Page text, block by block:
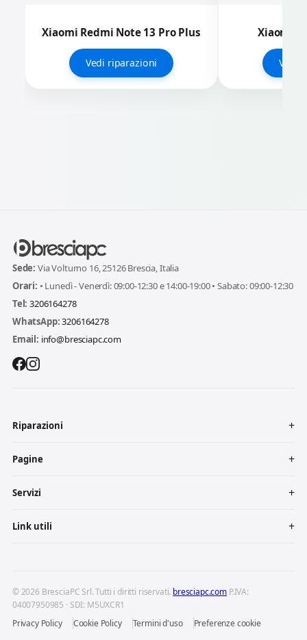
Xiaomi Redmi Note 13 Pro Plus
Vedi riparazioni
Xiaomi
Vedi
Sede: Via Volturno 16, 25126 Brescia, Italia
Orari: • Lunedì - Venerdì: 09:00-12:30 e 14:00-19:00 • Sabato: 09:00-12:30
Tel: 3206164278
WhatsApp:3206164278
Email: info@bresciapc.com
Riparazioni
Pagine
Servizi
Link utili
© 2026 BresciaPC Srl. Tutti i diritti riservati. bresciapc.com P.IVA:
04007950985 · SDI: M5UXCR1
Privacy Policy
Cookie Policy Termini d'uso Preferenze cookie